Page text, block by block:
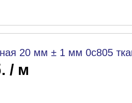
20 мм ± 1 мм 0с805
/ м